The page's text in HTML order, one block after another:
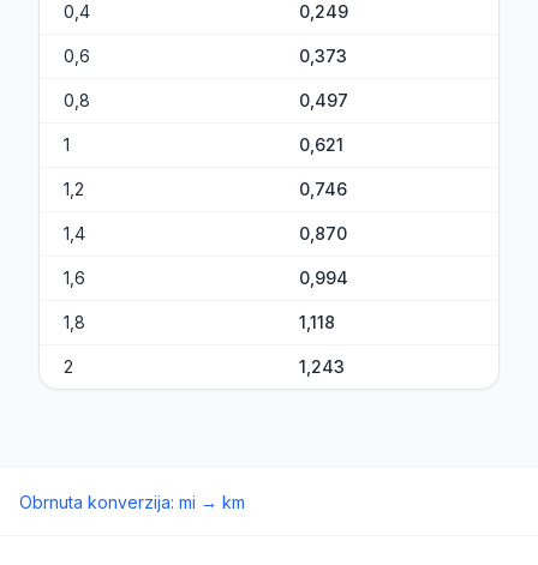
0,4 0,249
0,6 0,373
0,8 0,497
1 0,621
1,2 0,746
1,4 0,870
1,6 0,994
1,8 1,118
2 1,243
Obrnuta konverzija: mi → km